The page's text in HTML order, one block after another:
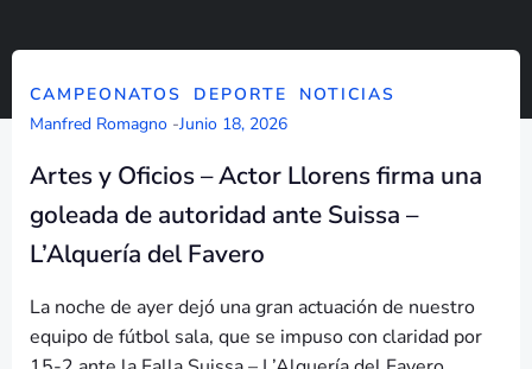
CAMPEONATOS DEPORTE
NOTICIAS
Manfred Romagno -Junio 18, 2026
Artes y Oficios – Actor Llorens firma una
goleada de autoridad ante Suissa –
L’Alquería del Favero
La noche de ayer dejó una gran actuación de nuestro
equipo de fútbol sala, que se impuso con claridad por